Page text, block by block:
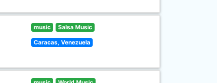
music Salsa Music
Caracas, Venezuela